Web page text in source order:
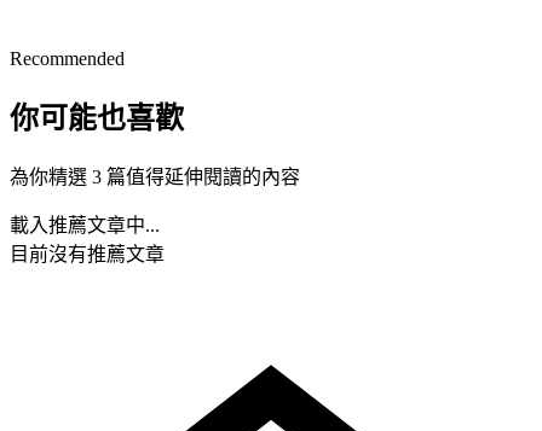
Recommended
你可能也喜歡
為你精選 3 篇值得延伸閱讀的內容
載入推薦文章中...
目前沒有推薦文章